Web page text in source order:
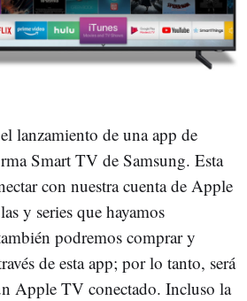
lanzamiento de una app de
Smart TV de Samsung. Esta
con nuestra cuenta de Apple
y series que hayamos
podremos comprar y
de esta app; por lo tanto, será
Apple TV conectado. Incluso la